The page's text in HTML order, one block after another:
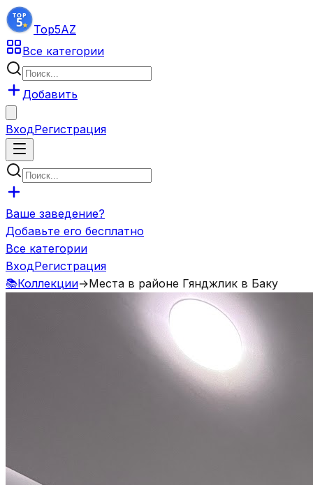
Top5AZ
Все категории
Добавить
ВходРегистрация
Ваше заведение?
Добавьте его бесплатно
Все категории
ВходРегистрация
📚Коллекции→Места в районе Гянджлик в Баку